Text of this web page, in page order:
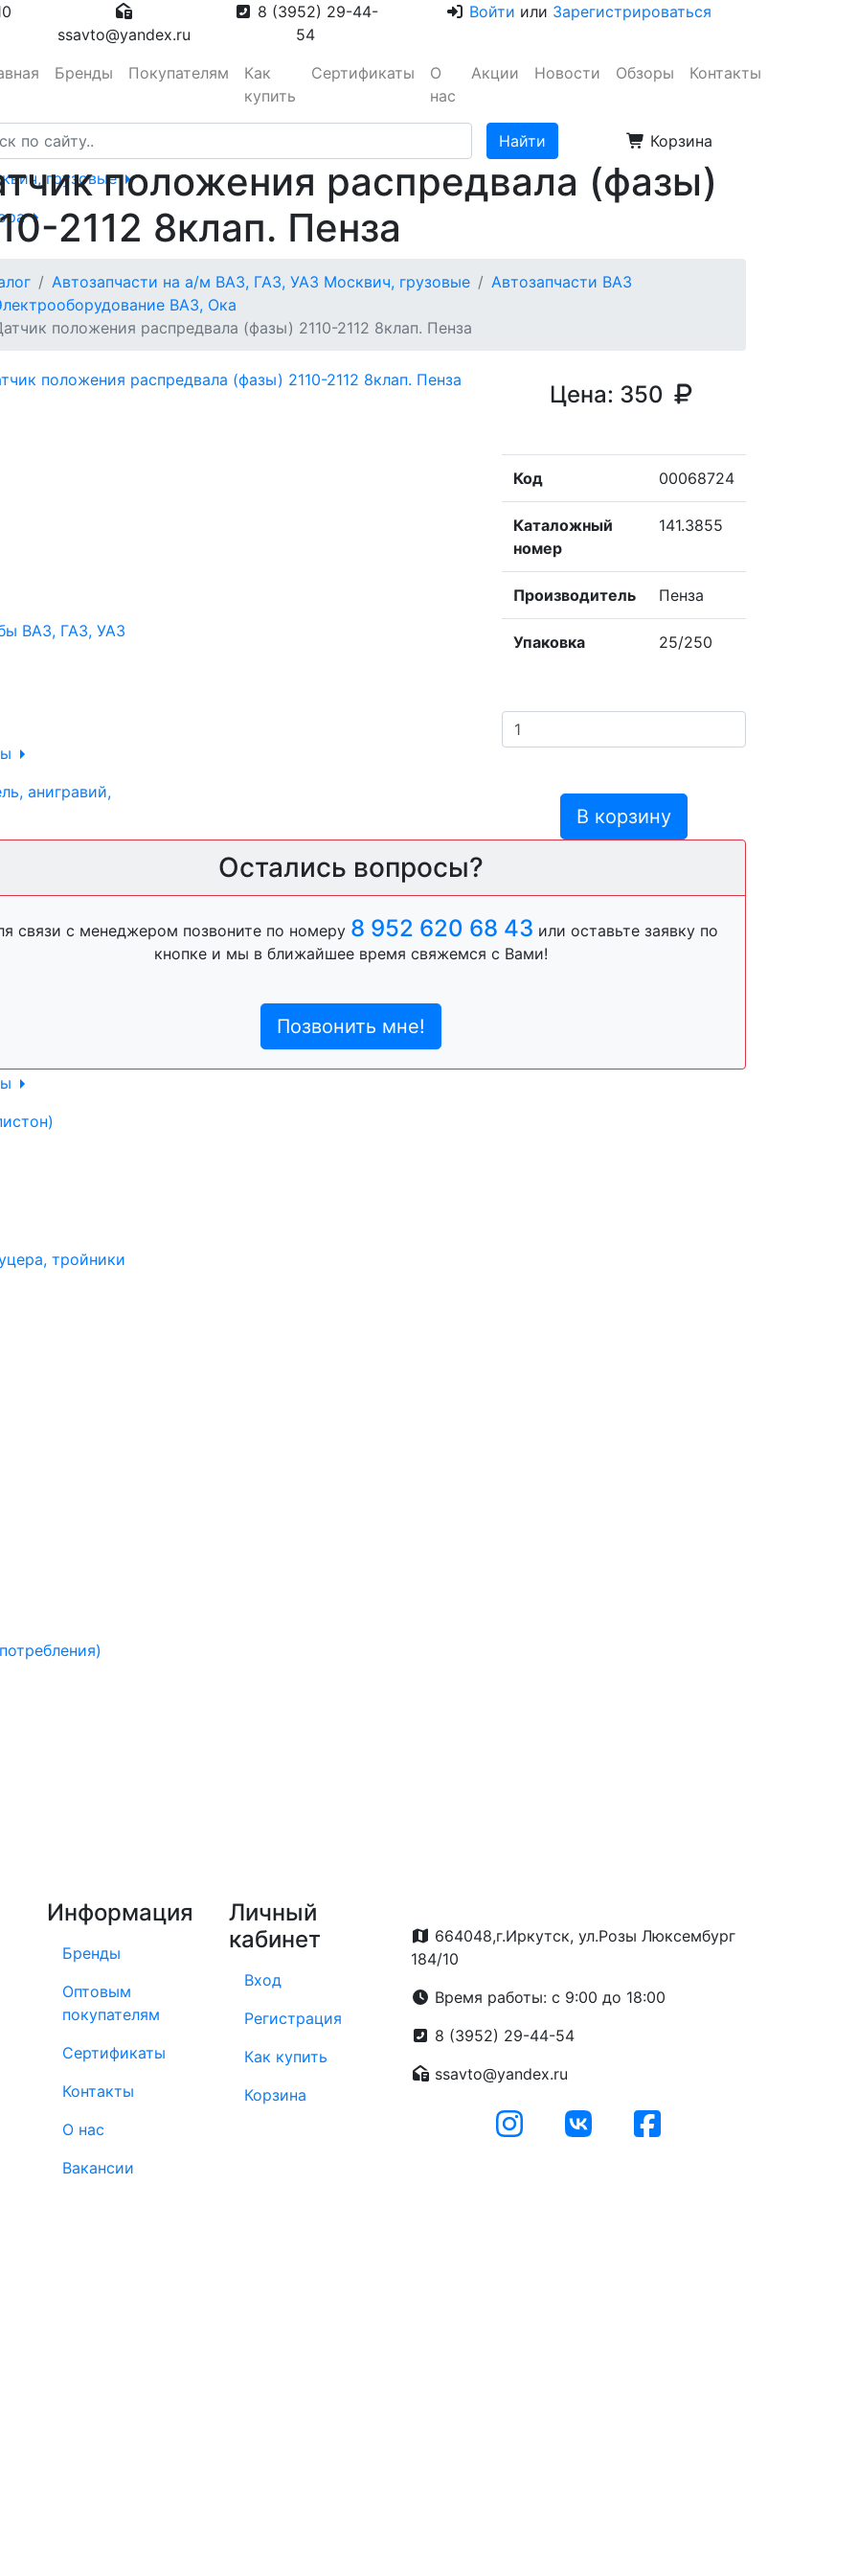
ssavto@yandex.ru
8 (3952) 29-44-
54
Войти или Зарегистрироваться
Бренды Покупателям
Как
купить
Сертификаты
О
нас
Акции Новости Обзоры Контакты
Корзина
грузовые
ВАЗ, ГАЗ, УАЗ
анигравий,
тройники
положения распредвала (фазы)
2112 8клап. Пенза
Автозапчасти на а/м ВАЗ, ГАЗ, УАЗ Москвич, грузовые
Автозапчасти ВАЗ
ВАЗ, Ока
положения распредвала (фазы) 2110-2112 8клап. Пенза
Цена: 350
Код 00068724
Каталожный
номер
141.3855
Производитель Пенза
Упаковка 25/250
В корзину
Остались вопросы?
связи с менеджером позвоните по номеру 8 952 620 68 43 или оставьте заявку по
кнопке и мы в ближайшее время свяжемся с Вами!
Позвонить мне!
Информация
Бренды
Оптовым
покупателям
Сертификаты
Контакты
О нас
Вакансии
Личный
кабинет
Вход
Регистрация
Как купить
Корзина
664048,г.Иркутск, ул.Розы Люксембург
184/10
Время работы: с 9:00 до 18:00
8 (3952) 29-44-54
ssavto@yandex.ru